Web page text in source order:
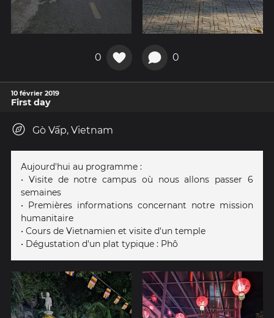
0 0
10 février 2019
First day
Gò Vấp, Vietnam
Aujourd'hui au programme :
• Visite de notre campus où nous allons passer 6
semaines
• Premières informations concernant notre mission
humanitaire
• Cours de Vietnamien et visite d'un temple
• Dégustation d'un plat typique : Phô